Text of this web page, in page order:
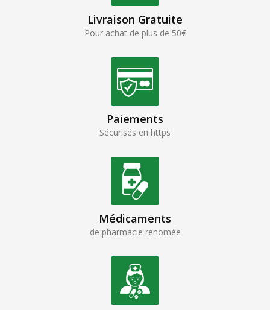
Livraison Gratuite
Pour achat de plus de 50€
Paiements
Sécurisés en https
Médicaments
de pharmacie renomée